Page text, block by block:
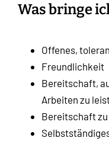
Was bringe
Offenes,
Freundlichkeit
Bereitschaft,
Arbeiten zu
Bereitschaft